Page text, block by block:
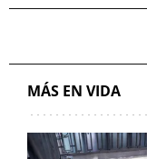
MÁS EN VIDA